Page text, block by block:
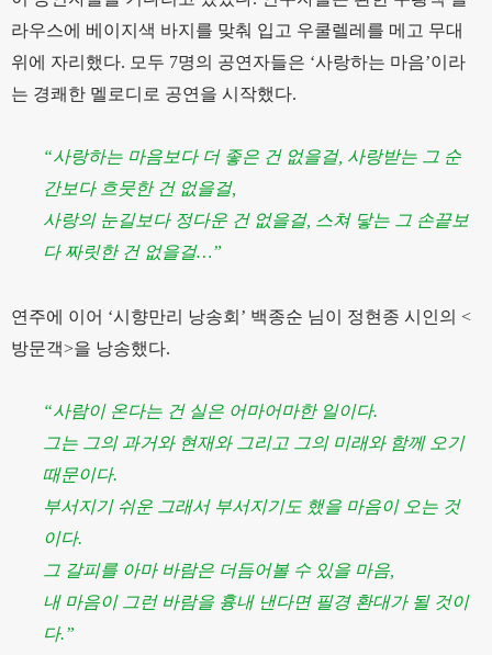
라우스에 베이지색 바지를 맞춰 입고 우쿨렐레를 메고 무대
위에 자리했다. 모두 7명의 공연자들은 ‘사랑하는 마음’이라
는 경쾌한 멜로디로 공연을 시작했다.
“사랑하는 마음보다 더 좋은 건 없을걸, 사랑받는 그 순
간보다 흐뭇한 건 없을걸,
사랑의 눈길보다 정다운 건 없을걸, 스쳐 닿는 그 손끝보
다 짜릿한 건 없을걸…”
연주에 이어 ‘시향만리 낭송회’ 백종순 님이 정현종 시인의 <
방문객>을 낭송했다.
“사람이 온다는 건 실은 어마어마한 일이다.
그는 그의 과거와 현재와 그리고 그의 미래와 함께 오기
때문이다.
부서지기 쉬운 그래서 부서지기도 했을 마음이 오는 것
이다.
그 갈피를 아마 바람은 더듬어볼 수 있을 마음,
내 마음이 그런 바람을 흉내 낸다면 필경 환대가 될 것이
다.”